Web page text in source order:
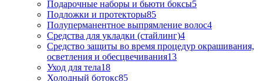
Подарочные наборы и бьюти боксы5
Подложки и протекторы85
Полуперманентное выпрямление волос4
Средства для укладки (стайлинг)4
Средство защиты во время процедур окрашивания,
осветления и обесцвечивания13
Уход для тела18
Холодный ботокс85